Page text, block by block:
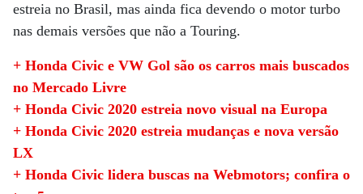
estreia no Brasil, mas ainda fica devendo o motor turbo
nas demais versões que não a Touring.
+ Honda Civic e VW Gol são os carros mais buscados
no Mercado Livre
+ Honda Civic 2020 estreia novo visual na Europa
+ Honda Civic 2020 estreia mudanças e nova versão
LX
+ Honda Civic lidera buscas na Webmotors; confira o